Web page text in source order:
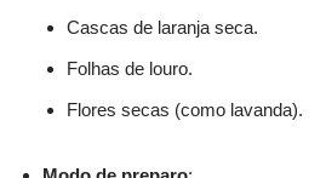
Cascas de laranja seca.
Folhas de louro.
Flores secas (como lavanda).